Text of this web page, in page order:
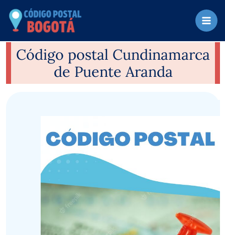
contenido
Código postal Cundinamarca
de Puente Aranda